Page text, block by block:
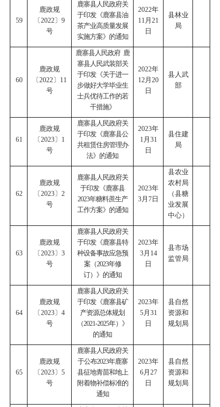
59
鹿政规
〔 2022 〕 9
号
鹿寨县人民政府关
于印发《鹿寨县油
茶产业高质量发展
实施方案》的通知
2022年
11 月 21
日
县林业
局
60
鹿政规
〔 2022〕 11
号
鹿寨县人民政府 鹿
寨县人民武装部关
于印发《关于进一
步做好大学毕业生
士兵优待工作的若
干措施》
2022年
12月 20
日
县人武
部
61
鹿政规
〔 2023 〕 1
号
鹿寨县人民政府关
于印发《鹿寨县公
共租赁住房管理办
法》的通知
2023年
1 月 31
日
县住建
局
62
鹿政规
〔 2023 〕 2
号
鹿寨县人民政府关
于印发《鹿寨县
2023年糖料蔗生产
工作方案》的通知
2023年
3月 7 日
县农业
农村局
（县糖
业发展
中心）
63
鹿政规
〔 2023 〕 3
号
鹿寨县人民政府关
于印发《鹿寨县特
种设备事故应急预
案（2023年修
订）》的通知
2023年
3月 14
日
县市场
监管局
64
鹿政规
〔 2023 〕 4
号
鹿寨县人民政府关
于印发《鹿寨县矿
产资源总体规划
（2021-2025年）》
的通知
2023年
5月 31
日
县自然
资源和
规划局
65
鹿政规
〔 2023 〕 5
号
鹿寨县人民政府关
于公布2023年鹿寨
县征地青苗和地上
附着物补偿标准的
通知
2023年
6月 27
日
县自然
资源和
规划局